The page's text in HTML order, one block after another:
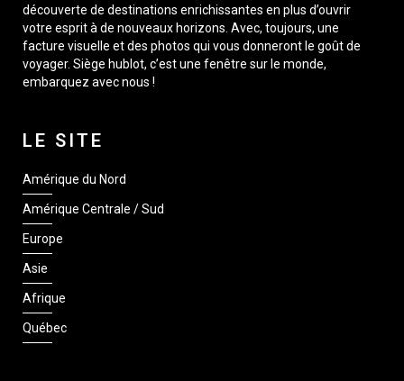
découverte de destinations enrichissantes en plus d’ouvrir
votre esprit à de nouveaux horizons. Avec, toujours, une
facture visuelle et des photos qui vous donneront le goût de
voyager. Siège hublot, c’est une fenêtre sur le monde,
embarquez avec nous !
LE SITE
Amérique du Nord
Amérique Centrale / Sud
Europe
Asie
Afrique
Québec